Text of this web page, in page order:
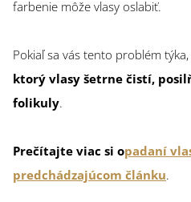
farbenie môže vlasy oslabiť.
Pokiaľ sa vás tento problém
ktorý vlasy šetrne čistí,
folikuly.
Prečítajte viac si opadaní
predchádzajúcom článku.